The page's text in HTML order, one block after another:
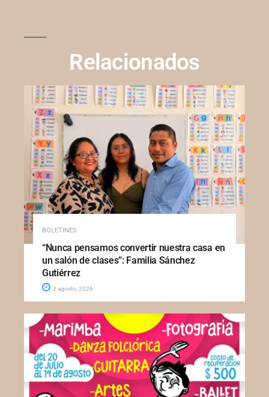
Relacionados
BOLETINES
“Nunca pensamos convertir nuestra casa en
un salón de clases”: Familia Sánchez
Gutiérrez
2 agosto, 2026